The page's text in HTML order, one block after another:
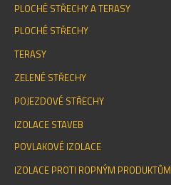
PLOCHÉ STŘECHY A TERASY
PLOCHÉ STŘECHY
TERASY
ZELENÉ STŘECHY
POJEZDOVÉ STŘECHY
IZOLACE STAVEB
POVLAKOVÉ IZOLACE
IZOLACE PROTI ROPNÝM PRODUKTŮM